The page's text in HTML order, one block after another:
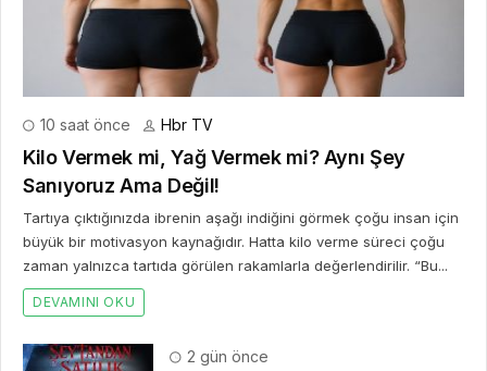
10 saat önce Hbr TV
Kilo Vermek mi, Yağ Vermek mi? Aynı Şey
Sanıyoruz Ama Değil!
Tartıya çıktığınızda ibrenin aşağı indiğini görmek çoğu insan için
büyük bir motivasyon kaynağıdır. Hatta kilo verme süreci çoğu
zaman yalnızca tartıda görülen rakamlarla değerlendirilir. “Bu...
DEVAMINI OKU
2 gün önce